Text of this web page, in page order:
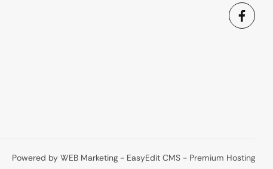
Powered by WEB Marketing - EasyEdit CMS - Premium Hosting